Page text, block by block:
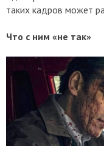
таких кадров может
Что с ним «не так»